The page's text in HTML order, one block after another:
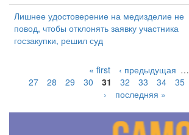
Лишнее удостоверение на медизделие не
повод, чтобы отклонять заявку участника
госзакупки, решил суд
« first ‹ предыдущая …
27
28 29 30 31 32 33 34 35
›
последняя »